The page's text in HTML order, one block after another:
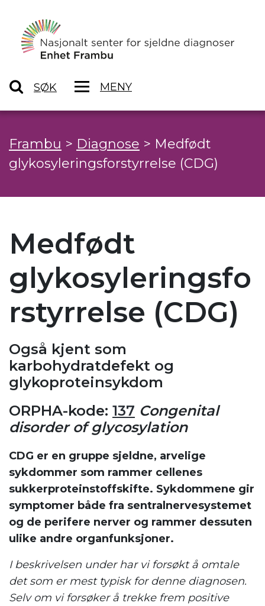
SØK MENY
Frambu > Diagnose > Medfødt
glykosyleringsforstyrrelse (CDG)
Medfødt
glykosyleringsfo
rstyrrelse (CDG)
Også kjent som
karbohydratdefekt og
glykoproteinsykdom
ORPHA-kode: 137 Congenital
disorder of glycosylation
CDG er en gruppe sjeldne, arvelige
sykdommer som rammer cellenes
sukkerproteinstoffskifte. Sykdommene gir
symptomer både fra sentralnervesystemet
og de perifere nerver og rammer dessuten
ulike andre organfunksjoner.
I beskrivelsen under har vi forsøkt å omtale
det som er mest typisk for denne diagnosen.
Selv om vi forsøker å trekke frem positive